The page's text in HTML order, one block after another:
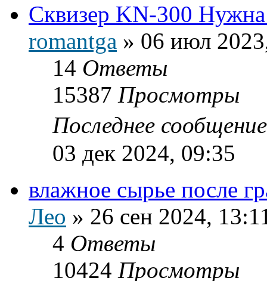
Сквизер KN-300
romantga » 06 июл
14 Ответы
15387 Просмотры
Последнее
03 дек 2024, 09:35
влажное сырье после
Лео » 26 сен 2024,
4 Ответы
10424 Просмотры